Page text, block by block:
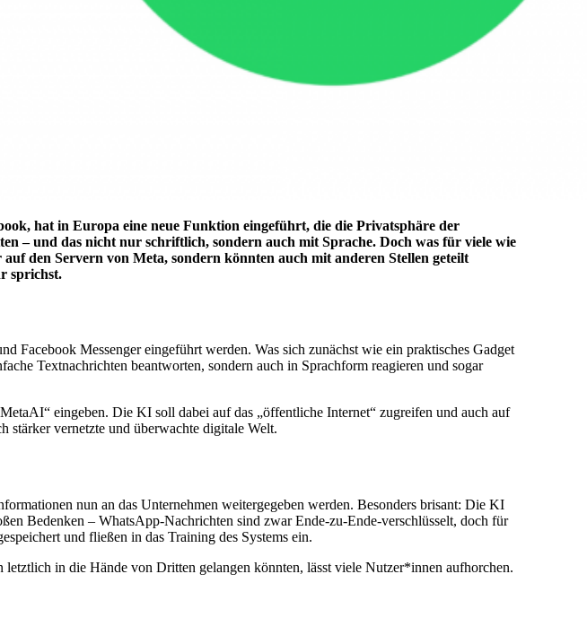
hat in Europa eine neue Funktion eingeführt, die die Privatsphäre der
– und das nicht nur schriftlich, sondern auch mit Sprache. Doch was für viele wie
den Servern von Meta, sondern könnten auch mit anderen Stellen geteilt
sprichst.
Facebook Messenger eingeführt werden. Was sich zunächst wie ein praktisches Gadget
Textnachrichten beantworten, sondern auch in Sprachform reagieren und sogar
eingeben. Die KI soll dabei auf das „öffentliche Internet“ zugreifen und auch auf
stärker vernetzte und überwachte digitale Welt.
nun an das Unternehmen weitergegeben werden. Besonders brisant: Die KI
Bedenken – WhatsApp-Nachrichten sind zwar Ende-zu-Ende-verschlüsselt, doch für
und fließen in das Training des Systems ein.
letztlich in die Hände von Dritten gelangen könnten, lässt viele Nutzer*innen aufhorchen.